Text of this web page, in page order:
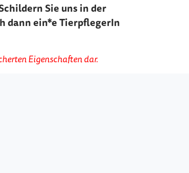
Sie uns in der
dann ein*e TierpflegerIn
Eigenschaften dar.